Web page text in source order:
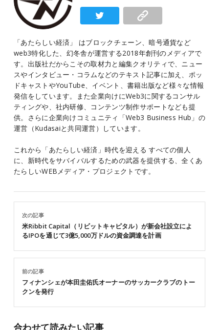
「あたらしい経済」 はブロックチェーン、暗号通貨など
web3特化した、幻冬舎が運営する2018年創刊のメディアで
す。出版社だからこその取材力と編集クオリティで、ニュー
スやインタビュー・コラムなどのテキスト記事に加え、ポッ
ドキャストやYouTube、イベント、書籍出版など様々な情報
発信をしています。また企業向けにWeb3に関するコンサル
ティングや、社内研修、コンテンツ制作サポートなども提
供。さらに企業向けコミュニティ「Web3 Business Hub」の
運営（Kudasaiと共同運営）しています。
これから「あたらしい経済」時代を迎える すべての個人
に、新時代をサバイバルするための武器を提供する、全くあ
たらしいWEBメディア・プロジェクトです。
前の記事
フィナンシェが​本田圭佑氏オーナーのサッカークラブのトー
クンを発行
次の記事
米Ribbit Capital（リビットキャピタル）が新会社設立によ
るIPOを通じて3億5,000万ドルの資金調達を計画
合わせて読みたい記事